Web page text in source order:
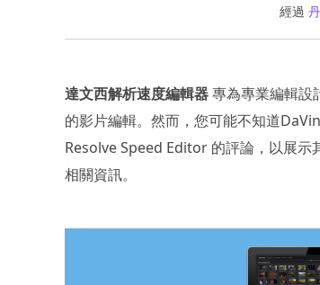
經過
達文西解析速度編輯器專為專業編輯設
的影片編輯。然而，您可能不知道
Resolve Speed Editor 的評論，以展示
相關資訊。